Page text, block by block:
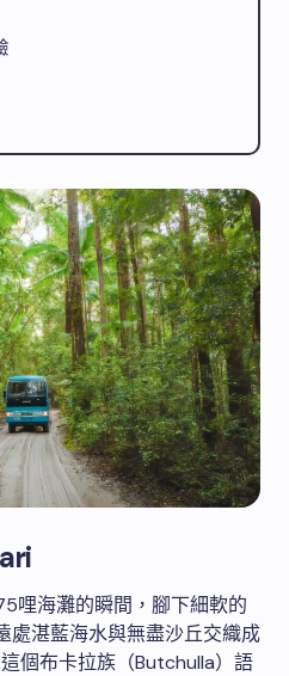
哩海灘的瞬間，腳下細軟的
處湛藍海水與無盡沙丘交織成
個布卡拉族（Butchulla）語